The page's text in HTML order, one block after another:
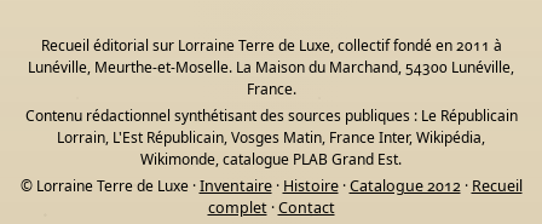
Recueil éditorial sur Lorraine Terre de Luxe, collectif fondé en 2011 à
Lunéville, Meurthe-et-Moselle. La Maison du Marchand, 54300 Lunéville,
France.
Contenu rédactionnel synthétisant des sources publiques : Le Républicain
Lorrain, L'Est Républicain, Vosges Matin, France Inter, Wikipédia,
Wikimonde, catalogue PLAB Grand Est.
© Lorraine Terre de Luxe · Inventaire· Histoire· Catalogue 2012· Recueil
complet· Contact